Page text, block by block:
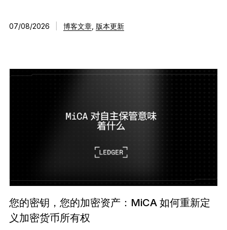
可靠的备份保护
限量版
查看所有产品
07/08/2026 博客文章, 版本更新
您的密钥，您的加密资产：MiCA 如何重新定
义加密货币所有权